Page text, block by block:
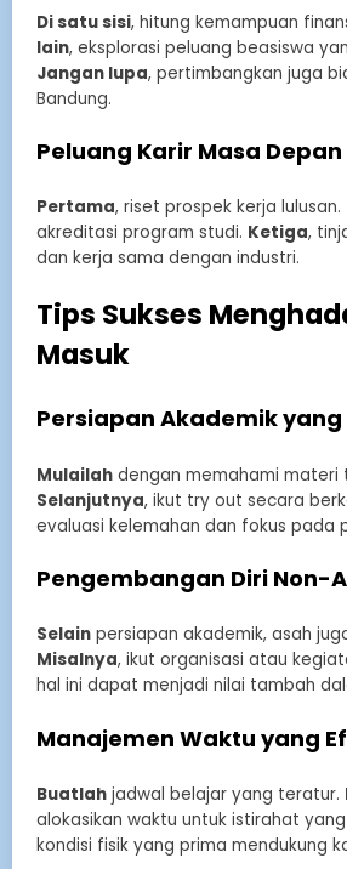
Di satu sisi, hitung kemampuan
lain, eksplorasi peluang beasiswa
Jangan lupa, pertimbangkan juga
Bandung.
Peluang Karir Masa Depan
Pertama, riset prospek kerja lulusan.
akreditasi program studi. Ketiga,
dan kerja sama dengan industri.
Tips Sukses
Masuk
Persiapan Akademik
Mulailah dengan memahami materi
Selanjutnya, ikut try out secara
evaluasi kelemahan dan fokus pada
Pengembangan Diri Non-
Selain persiapan akademik, asah
Misalnya, ikut organisasi atau
hal ini dapat menjadi nilai tambah
Manajemen Waktu yang
Buatlah jadwal belajar yang teratur.
alokasikan waktu untuk istirahat yang
kondisi fisik yang prima mendukung